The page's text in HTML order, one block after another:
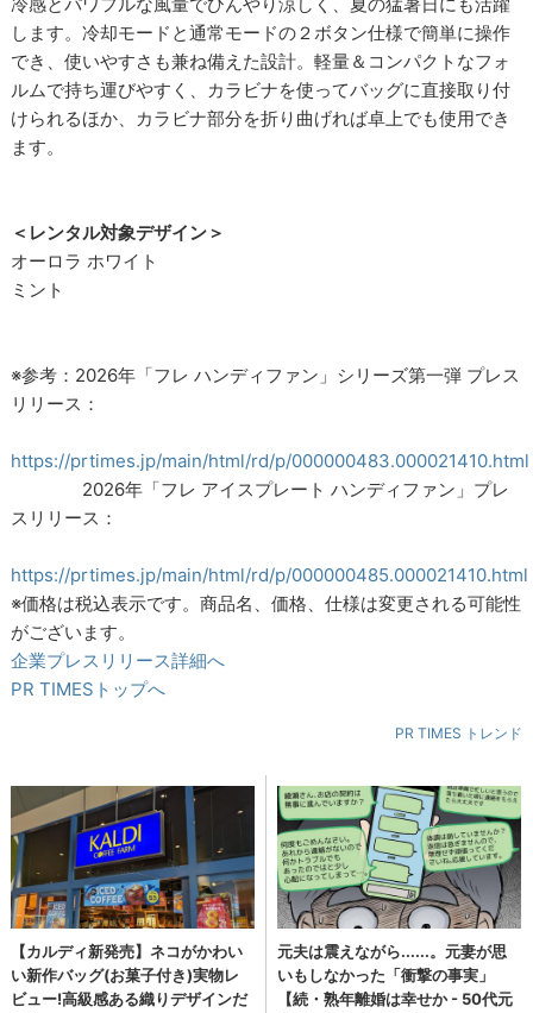
します。冷却モードと通常モードの２ボタン仕様で簡単に操作
でき、使いやすさも兼ね備えた設計。軽量＆コンパクトなフォ
ルムで持ち運びやすく、カラビナを使ってバッグに直接取り付
けられるほか、カラビナ部分を折り曲げれば卓上でも使用でき
ます。
＜レンタル対象デザイン＞
オーロラ ホワイト
ミント
※参考：2026年「フレ ハンディファン」シリーズ第一弾 プレス
リリース：
https://prtimes.jp/main/html/rd/p/000000483.000021410.html
2026年「フレ アイスプレート ハンディファン」プレ
スリリース：
https://prtimes.jp/main/html/rd/p/000000485.000021410.html
※価格は税込表示です。商品名、価格、仕様は変更される可能性
がございます。
企業プレスリリース詳細へ
PR TIMESトップへ
PR TIMES トレンド